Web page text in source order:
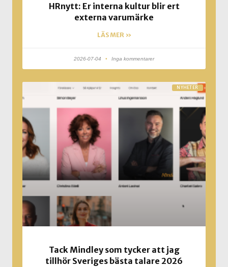
HRnytt: Er interna kultur blir ert
externa varumärke
LÄS MER »
2026-07-04 Inga kommentarer
NYHETER
Tack Mindley som tycker att jag
tillhör Sveriges bästa talare 2026